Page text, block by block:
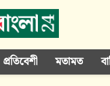
প্রতিবেশী মতামত